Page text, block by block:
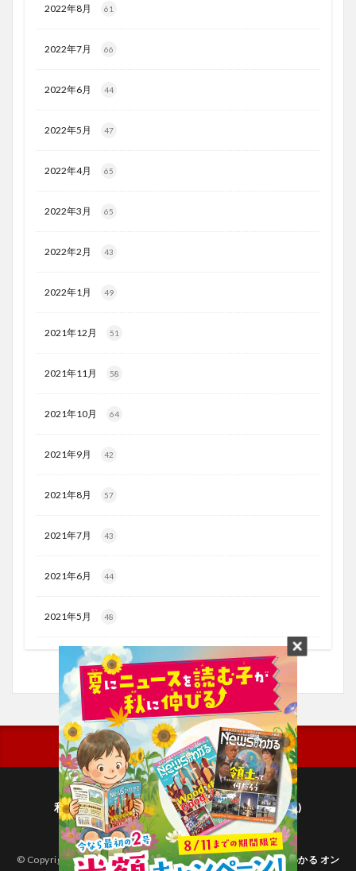
2022年8月 61
2022年7月 66
2022年6月 44
2022年5月 47
2022年4月 65
2022年3月 65
2022年2月 43
2022年1月 49
2021年12月 51
2021年11月 58
2021年10月 64
2021年9月 42
2021年8月 57
2021年7月 43
2021年6月 44
2021年5月 48
利用規約
プライバシーポリシー(毎日新聞出版)
個人情報について(毎日新聞社)
© Copyright 2026子どものためのニュース雑誌「ニュースがわかる オン